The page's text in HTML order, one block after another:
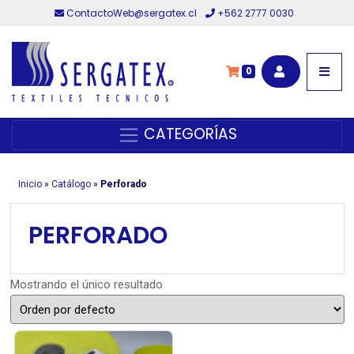
ContactoWeb@sergatex.cl +562 2777 0030
0
CATEGORÍAS
Inicio» Catálogo» Perforado
PERFORADO
Mostrando el único resultado